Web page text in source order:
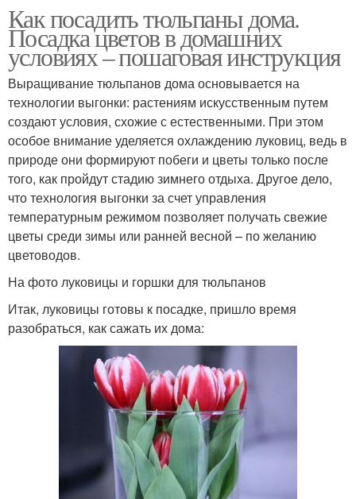
Как посадить тюльпаны дома.
Посадка цветов в домашних
условиях – пошаговая инструкция
Выращивание тюльпанов дома основывается на
технологии выгонки: растениям искусственным путем
создают условия, схожие с естественными. При этом
особое внимание уделяется охлаждению луковиц, ведь в
природе они формируют побеги и цветы только после
того, как пройдут стадию зимнего отдыха. Другое дело,
что технология выгонки за счет управления
температурным режимом позволяет получать свежие
цветы среди зимы или ранней весной – по желанию
цветоводов.
На фото луковицы и горшки для тюльпанов
Итак, луковицы готовы к посадке, пришло время
разобраться, как сажать их дома: